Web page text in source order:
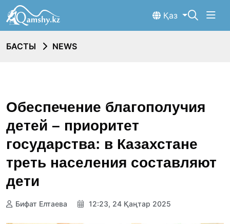
Қаз
БАСТЫ NEWS
Обеспечение благополучия
детей – приоритет
государства: в Казахстане
треть населения составляют
дети
Бифат Елтаева 12:23, 24 Қаңтар 2025